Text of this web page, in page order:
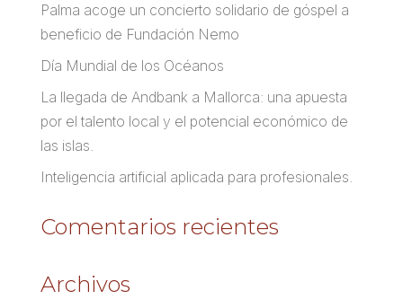
Palma acoge un concierto solidario de góspel a
beneficio de Fundación Nemo
Día Mundial de los Océanos
La llegada de Andbank a Mallorca: una apuesta
por el talento local y el potencial económico de
las islas.
Inteligencia artificial aplicada para profesionales.
Comentarios recientes
Archivos